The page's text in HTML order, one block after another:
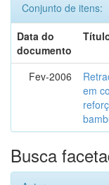
Conjunto de itens:
Data do
documento
Fev-2006
em
Busca